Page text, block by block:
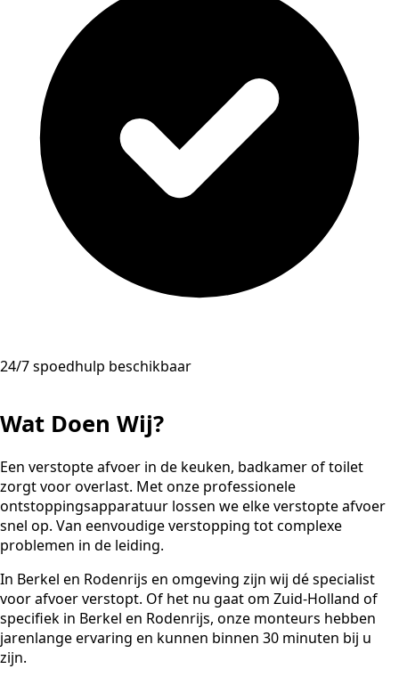
24/7 spoedhulp beschikbaar
Wat Doen Wij?
Een verstopte afvoer in de keuken, badkamer of toilet
zorgt voor overlast. Met onze professionele
ontstoppingsapparatuur lossen we elke verstopte afvoer
snel op. Van eenvoudige verstopping tot complexe
problemen in de leiding.
In Berkel en Rodenrijs en omgeving zijn wij dé specialist
voor afvoer verstopt. Of het nu gaat om Zuid-Holland of
specifiek in Berkel en Rodenrijs, onze monteurs hebben
jarenlange ervaring en kunnen binnen 30 minuten bij u
zijn.